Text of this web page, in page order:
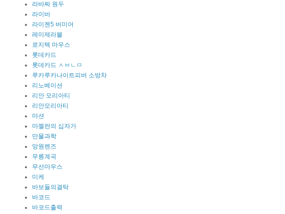
라바짜 원두
라이바
라이젠5 버미어
레미제라블
로지텍 마우스
롯데카드
롯데카드 ㅅㅂㄴㅁ
루카루카나이트피버 소방차
리노베이션
리안 모리아티
리안모리아티
마션
마젤란의 십자가
만물과학
망원렌즈
무릉계곡
무선마우스
미케
바보들의결탁
바코드
바코드출력